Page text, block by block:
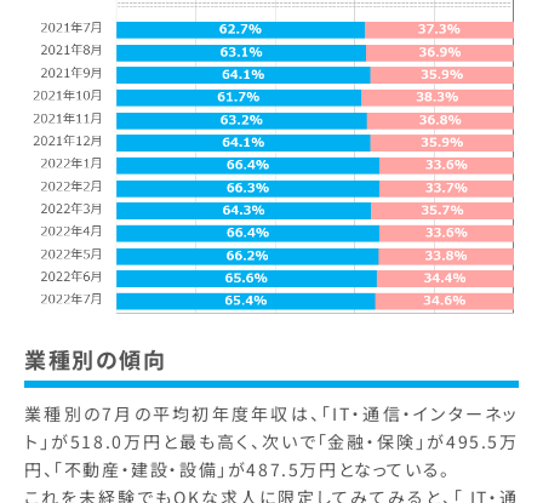
業種別の傾向
業種別の7月の平均初年度年収は、「IT・通信・インターネッ
ト」が518.0万円と最も高く、次いで「金融・保険」が495.5万
円、「不動産・建設・設備」が487.5万円となっている。
これを未経験でもOKな求人に限定してみてみると、「 IT・通